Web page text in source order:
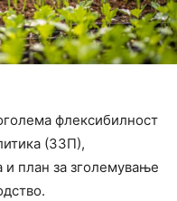
флексибилност
(ЗЗП),
и план за зголемување